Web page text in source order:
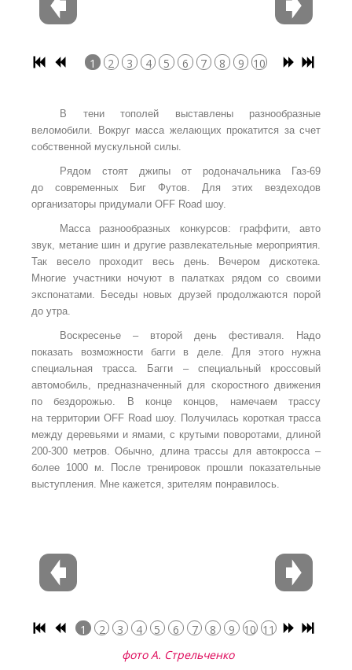
1 2 3 4 5 6 7 8 9 10
В тени тополей выставлены разнообразные
веломобили. Вокруг масса желающих прокатится за счет
собственной мускульной силы.
Рядом стоят джипы от родоначальника Газ-69
до современных Биг Футов. Для этих вездеходов
организаторы придумали OFF Road шоу.
Масса разнообразных конкурсов: граффити, авто
звук, метание шин и другие развлекательные мероприятия.
Так весело проходит весь день. Вечером дискотека.
Многие участники ночуют в палатках рядом со своими
экспонатами. Беседы новых друзей продолжаются порой
до утра.
Воскресенье – второй день фестиваля. Надо
показать возможности багги в деле. Для этого нужна
специальная трасса. Багги – специальный кроссовый
автомобиль, предназначенный для скоростного движения
по бездорожью. В конце концов, намечаем трассу
на территории OFF Road шоу. Получилась короткая трасса
между деревьями и ямами, с крутыми поворотами, длиной
200-300 метров. Обычно, длина трассы для автокросса –
более 1000 м. После тренировок прошли показательные
выступления. Мне кажется, зрителям понравилось.
1 2 3 4 5 6 7 8 9 10 11
фото А. Стрельченко